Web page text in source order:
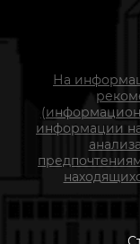
На
информации